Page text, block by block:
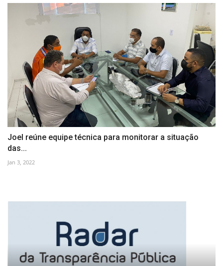
Joel reúne equipe técnica para monitorar a situação
das...
Jan 3, 2022